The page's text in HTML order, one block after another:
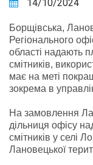
14/10/2024
Борщівська,
Регіонального
області надають
смітників,
має на меті
зокрема в
На замовлення
дільниця офісу
смітників у селі
Лановецької